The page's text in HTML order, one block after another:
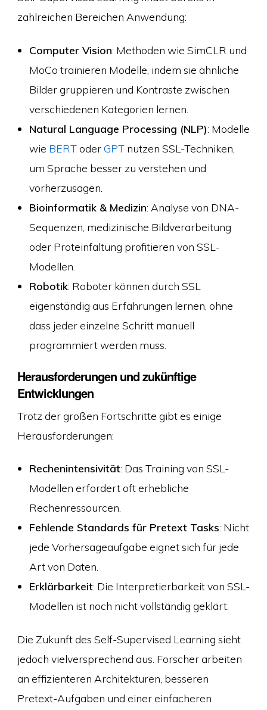
zahlreichen Bereichen Anwendung:
Computer Vision: Methoden wie SimCLR und
MoCo trainieren Modelle, indem sie ähnliche
Bilder gruppieren und Kontraste zwischen
verschiedenen Kategorien lernen.
Natural Language Processing (NLP): Modelle
wie BERToderGPTnutzen SSL-Techniken,
um Sprache besser zu verstehen und
vorherzusagen.
Bioinformatik & Medizin: Analyse von DNA-
Sequenzen, medizinische Bildverarbeitung
oder Proteinfaltung profitieren von SSL-
Modellen.
Robotik: Roboter können durch SSL
eigenständig aus Erfahrungen lernen, ohne
dass jeder einzelne Schritt manuell
programmiert werden muss.
Herausforderungen und zukünftige
Entwicklungen
Trotz der großen Fortschritte gibt es einige
Herausforderungen:
Rechenintensivität: Das Training von SSL-
Modellen erfordert oft erhebliche
Rechenressourcen.
Fehlende Standards für Pretext Tasks: Nicht
jede Vorhersageaufgabe eignet sich für jede
Art von Daten.
Erklärbarkeit: Die Interpretierbarkeit von SSL-
Modellen ist noch nicht vollständig geklärt.
Die Zukunft des Self-Supervised Learning sieht
jedoch vielversprechend aus. Forscher arbeiten
an effizienteren Architekturen, besseren
Pretext-Aufgaben und einer einfacheren